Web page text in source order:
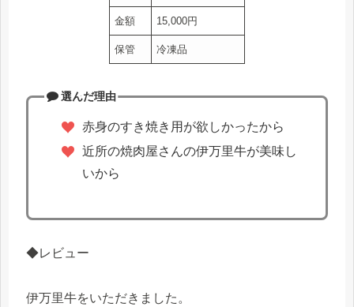
金額 15,000円
保管 冷凍品
選んだ理由
赤身のすき焼き用が欲しかったから
近所の焼肉屋さんの伊万里牛が美味し
いから
◆レビュー
伊万里牛をいただきました。